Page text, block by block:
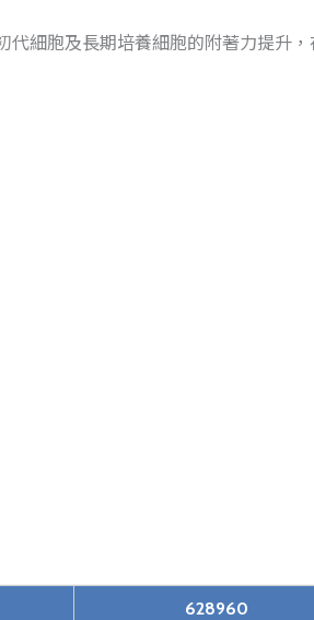
細胞及長期培養細胞的附著力提升
628960